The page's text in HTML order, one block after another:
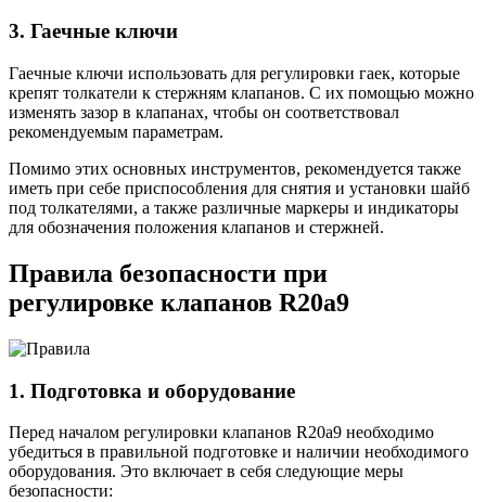
3. Гаечные ключи
Гаечные ключи использовать для регулировки гаек, которые
крепят толкатели к стержням клапанов. С их помощью можно
изменять зазор в клапанах, чтобы он соответствовал
рекомендуемым параметрам.
Помимо этих основных инструментов, рекомендуется также
иметь при себе приспособления для снятия и установки шайб
под толкателями, а также различные маркеры и индикаторы
для обозначения положения клапанов и стержней.
Правила безопасности при
регулировке клапанов R20a9
1. Подготовка и оборудование
Перед началом регулировки клапанов R20a9 необходимо
убедиться в правильной подготовке и наличии необходимого
оборудования. Это включает в себя следующие меры
безопасности: